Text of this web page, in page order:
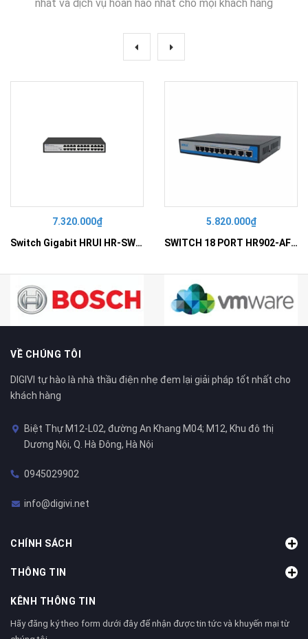
nhất và dịch vụ hoàn hảo nhất cho mọi khách hàng
7.320.000₫
Switch Gigabit HRUI HR-SWG10240D
5.820.000₫
SWITCH 18 PORT HR902-AF162G-300 – Switch PoE 16 Cổng
VỀ CHÚNG TÔI
DIGIVI tự hào là nhà thầu điện nhẹ đem lại giải pháp tốt nhất cho
khách hàng
Biệt Thự M12-L02, đường An Khang M04; M12, Khu đô thị
Dương Nội, Q. Hà Đông, Hà Nội
0945029902
info@digivi.net
CHÍNH SÁCH
THÔNG TIN
KÊNH THÔNG TIN
Hãy đăng ký theo form dưới đây để nhận được tin tức và khuyến mại từ